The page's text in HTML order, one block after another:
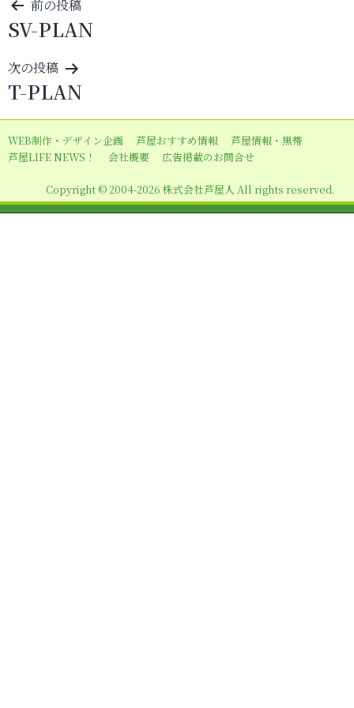
投
稿
ナ
ビ
ゲ
ー
シ
ン
前の投稿
SV-PLAN
次の投稿
T-PLAN
WEB制作・デザイン企画 芦屋おすすめ情報
芦屋情報・黒帯
芦屋LIFE NEWS！
会社概要 広告掲載のお問合せ
Copyright © 2004-2026 株式会社芦屋人 All rights reserved.